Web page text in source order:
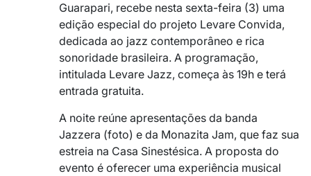
Guarapari, recebe nesta sexta-feira (3) uma
edição especial do projeto Levare Convida,
dedicada ao jazz contemporâneo e rica
sonoridade brasileira. A programação,
intitulada Levare Jazz, começa às 19h e terá
entrada gratuita.
A noite reúne apresentações da banda
Jazzera (foto) e da Monazita Jam, que faz sua
estreia na Casa Sinestésica. A proposta do
evento é oferecer uma experiência musical